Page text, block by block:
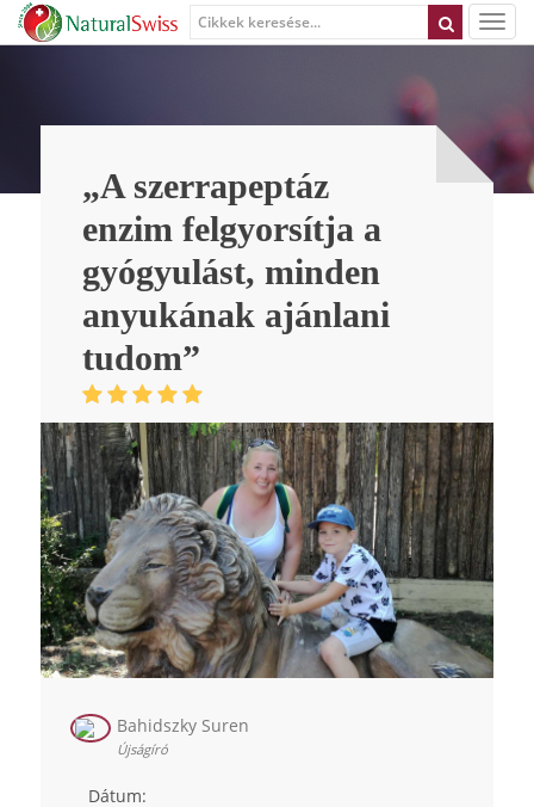
„A szerrapeptáz
enzim felgyorsítja a
gyógyulást, minden
anyukának ajánlani
tudom”
Bahidszky Suren
Újságíró
Dátum: